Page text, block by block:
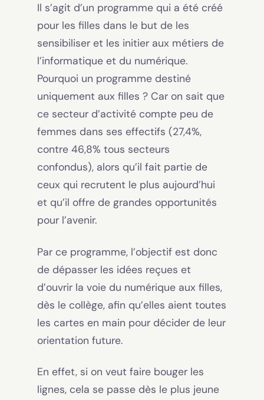
Il s’agit d’un programme qui a été créé
pour les filles dans le but de les
sensibiliser et les initier aux métiers de
l’informatique et du numérique.
Pourquoi un programme destiné
uniquement aux filles ? Car on sait que
ce secteur d’activité compte peu de
femmes dans ses effectifs (27,4%,
contre 46,8% tous secteurs
confondus), alors qu’il fait partie de
ceux qui recrutent le plus aujourd’hui
et qu’il offre de grandes opportunités
pour l’avenir.
Par ce programme, l’objectif est donc
de dépasser les idées reçues et
d’ouvrir la voie du numérique aux filles,
dès le collège, afin qu’elles aient toutes
les cartes en main pour décider de leur
orientation future.
En effet, si on veut faire bouger les
lignes, cela se passe dès le plus jeune